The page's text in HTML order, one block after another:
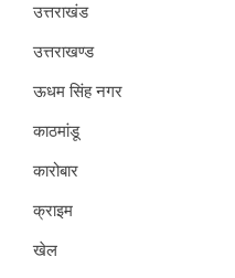
उत्तराखंड
उत्तराखण्ड
ऊधम सिंह नगर
काठमांडू
कारोबार
क्राइम
खेल